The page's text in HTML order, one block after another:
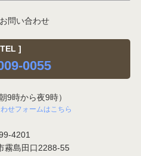
問い合わせ
]
0055
9時から夜9時）
せフォームはこちら
4201
霧島田口2288-55